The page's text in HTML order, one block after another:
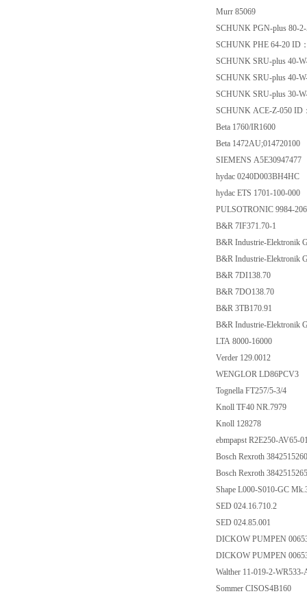
Murr 85069
SCHUNK PGN-plus 80-
SCHUNK PHE 64-20 ID
SCHUNK SRU-plus 40-
SCHUNK SRU-plus 40-
SCHUNK SRU-plus 30-
SCHUNK ACE-Z-050 ID
Beta 1760/IR1600
Beta 1472AU;014720100
SIEMENS A5E30947477
hydac 0240D003BH4HC
hydac ETS 1701-100-000
PULSOTRONIC 9984-
B&R 7IF371.70-1
B&R Industrie-Elektronik
B&R Industrie-Elektronik
B&R 7DI138.70
B&R 7DO138.70
B&R 3TB170.91
B&R Industrie-Elektronik
LTA 8000-16000
Verder 129.0012
WENGLOR LD86PCV3
Tognella FT257/5-3/4
Knoll TF40 NR.7979
Knoll 128278
ebmpapst R2E250-AV65-
Bosch Rexroth
Bosch Rexroth
Shape L000-S010-GC
SED 024.16.710.2
SED 024.85.001
DICKOW PUMPEN
DICKOW PUMPEN
Walther 11-019-2-
Sommer CISOS4B160